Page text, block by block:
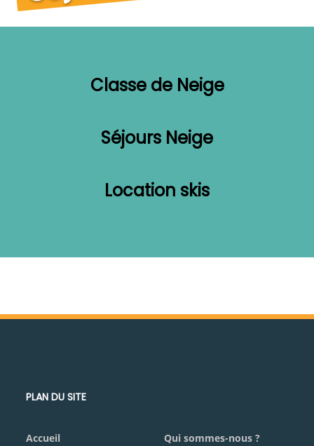
Classe de Neige
Séjours Neige
Location skis
PLAN DU SITE
Accueil
Qui sommes-nous ?